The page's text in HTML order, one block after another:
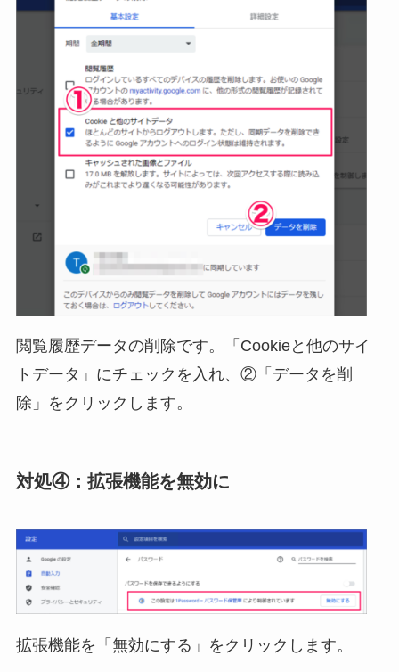
閲覧履歴データの削除です。「Cookieと他のサイ
トデータ」にチェックを入れ、②「データを削
除」をクリックします。
対処④：拡張機能を無効に
拡張機能を「無効にする」をクリックします。